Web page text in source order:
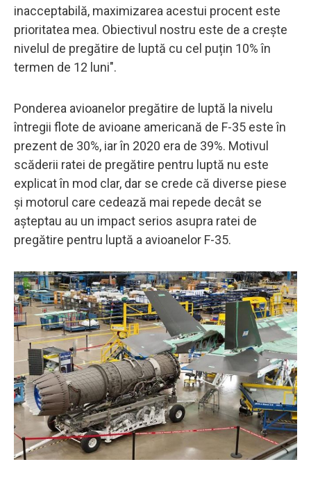
inacceptabilă, maximizarea acestui procent este
prioritatea mea. Obiectivul nostru este de a crește
nivelul de pregătire de luptă cu cel puțin 10% în
termen de 12 luni".
Ponderea avioanelor pregătire de luptă la nivelu
întregii flote de avioane americană de F-35 este în
prezent de 30%, iar în 2020 era de 39%. Motivul
scăderii ratei de pregătire pentru luptă nu este
explicat în mod clar, dar se crede că diverse piese
și motorul care cedează mai repede decât se
așteptau au un impact serios asupra ratei de
pregătire pentru luptă a avioanelor F-35.